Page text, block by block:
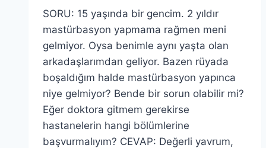
SORU: 15 yaşında bir gencim. 2 yıldır
mastürbasyon yapmama rağmen meni
gelmiyor. Oysa benimle aynı yaşta olan
arkadaşlarımdan geliyor. Bazen rüyada
boşaldığım halde mastürbasyon yapınca
niye gelmiyor? Bende bir sorun olabilir mi?
Eğer doktora gitmem gerekirse
hastanelerin hangi bölümlerine
başvurmalıyım? CEVAP: Değerli yavrum,